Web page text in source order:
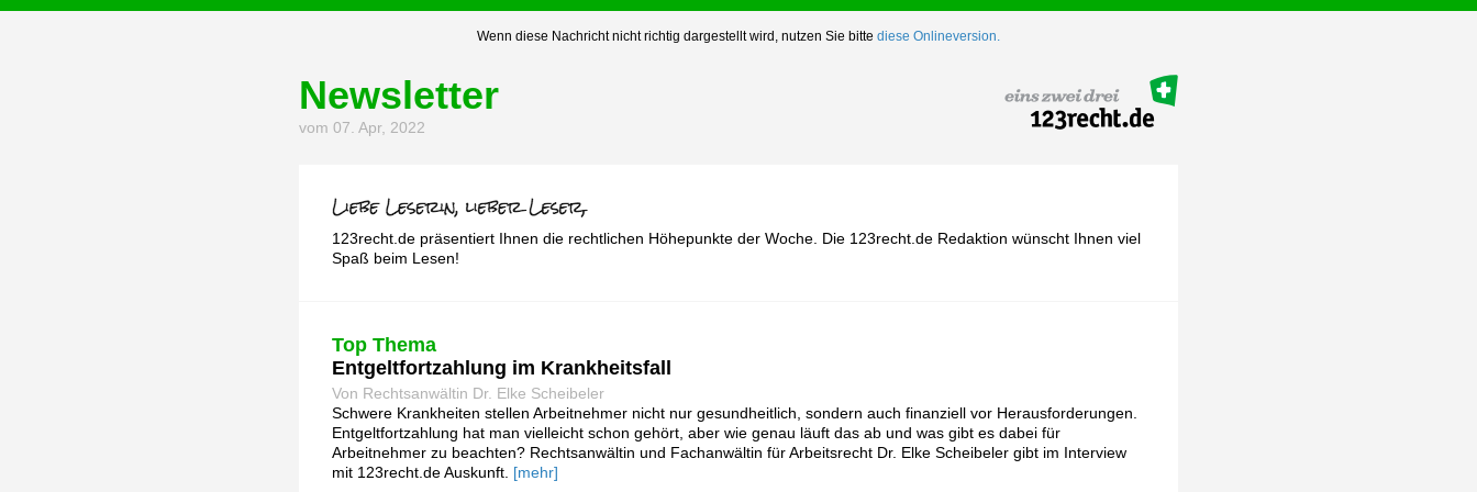
Wenn diese Nachricht nicht richtig dargestellt wird, nutzen Sie bitte diese Onlineversion.
Newsletter
vom 07. Apr, 2022
123recht.de präsentiert Ihnen die rechtlichen Höhepunkte der Woche. Die 123recht.de Redaktion wünscht Ihnen viel
Spaß beim Lesen!
Top Thema
Entgeltfortzahlung im Krankheitsfall
Von Rechtsanwältin Dr. Elke Scheibeler
Schwere Krankheiten stellen Arbeitnehmer nicht nur gesundheitlich, sondern auch finanziell vor Herausforderungen.
Entgeltfortzahlung hat man vielleicht schon gehört, aber wie genau läuft das ab und was gibt es dabei für
Arbeitnehmer zu beachten? Rechtsanwältin und Fachanwältin für Arbeitsrecht Dr. Elke Scheibeler gibt im Interview
mit 123recht.de Auskunft. [mehr]